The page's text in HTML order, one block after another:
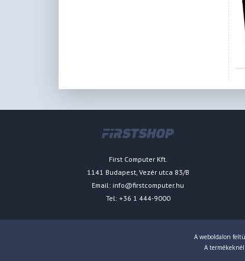
First Computer Kft.
1141 Budapest, Vezér utca 83/B
Email: info@firstcomputer.hu
Tel: +36 1 444-9000
A weboldalon
A